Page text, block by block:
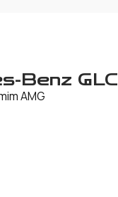
Benz GLC
AMG